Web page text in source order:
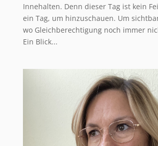
Innehalten. Denn dieser Tag ist kein
ein Tag, um hinzuschauen. Um
wo Gleichberechtigung noch immer
Ein Blick...